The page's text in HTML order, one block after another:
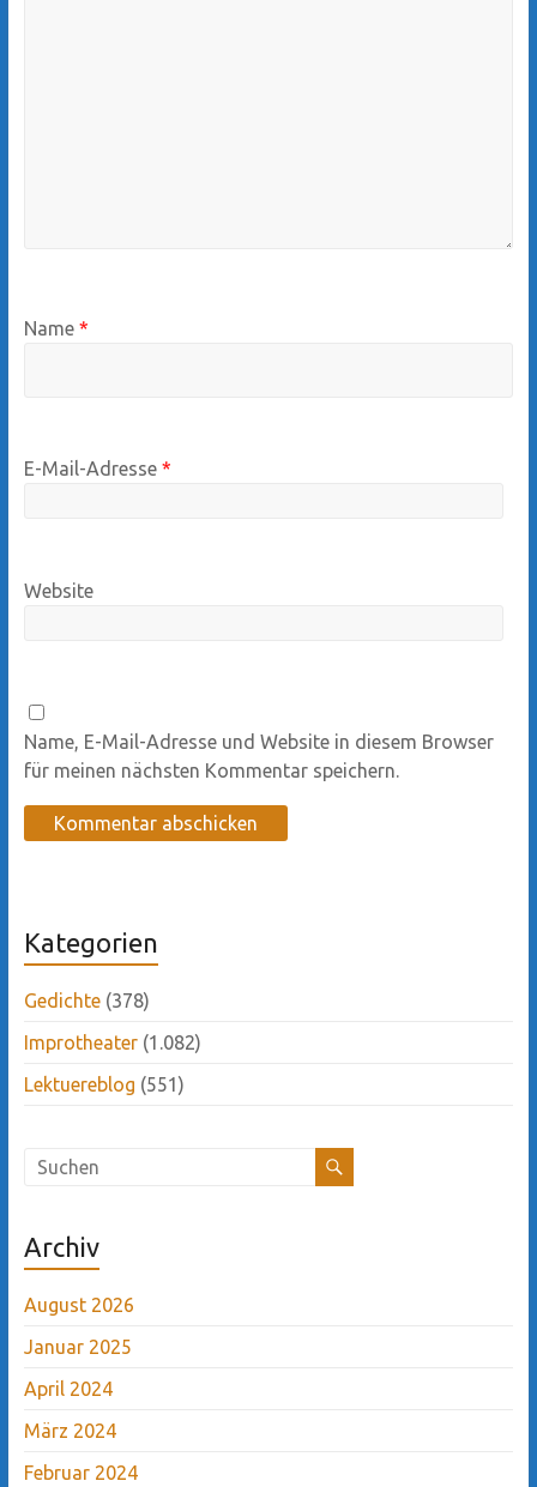
Name *
E-Mail-Adresse *
Website
Name, E-Mail-Adresse und Website in diesem Browser
für meinen nächsten Kommentar speichern.
Kategorien
Gedichte(378)
Improtheater(1.082)
Lektuereblog (551)
Archiv
August 2026
Januar 2025
April 2024
März 2024
Februar 2024